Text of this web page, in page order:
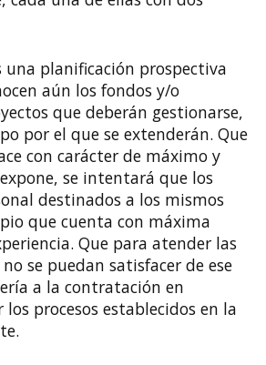
una planificación prospectiva
aún los fondos y/o
que deberán gestionarse,
por el que se extenderán. Que
con carácter de máximo y
se intentará que los
destinados a los mismos
que cuenta con máxima
Que para atender las
se puedan satisfacer de ese
a la contratación en
procesos establecidos en la